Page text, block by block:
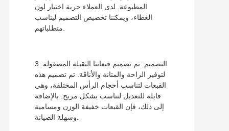
المطبوعة. لدى العملاء حرية اختيار لون
الغطاء، ويمكننا تخصيص التصميم ليناسب
3. التصميم: تم تصميم قبعاتنا الثقيلة المصقولة
لتوفير الراحة والمتانة والأناقة. تم تصميم هذه
القبعات لتناسب أحجام الرأس المختلفة، وهي
قابلة للتعديل لتناسب بشكل مريح. بالإضافة
إلى ذلك، فإن القبعات خفيفة الوزن ومسامية
وسهلة الصيانة.